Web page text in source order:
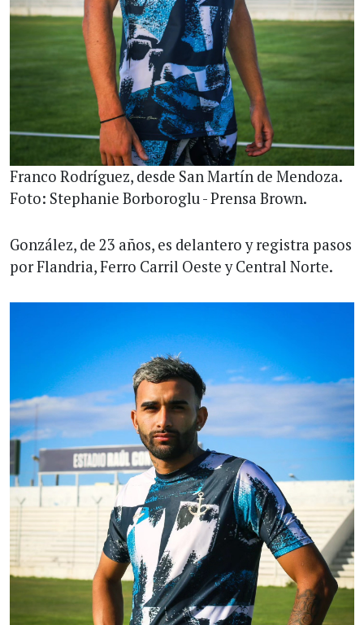
Franco Rodríguez, desde San Martín de Mendoza.
Foto: Stephanie Borboroglu - Prensa Brown.
González, de 23 años, es delantero y registra pasos
por Flandria, Ferro Carril Oeste y Central Norte.